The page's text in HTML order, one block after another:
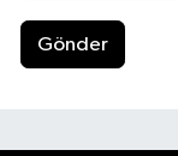
Gönder